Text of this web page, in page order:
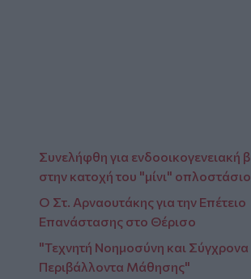
Συνελήφθη για ενδοοικογενειακή
στην κατοχή του "μίνι" οπλοστάσιο
Ο Στ. Αρναουτάκης για την Επέτειο
Επανάστασης στο Θέρισο
"Τεχνητή Νοημοσύνη και Σύγχρονα
Περιβάλλοντα Μάθησης"